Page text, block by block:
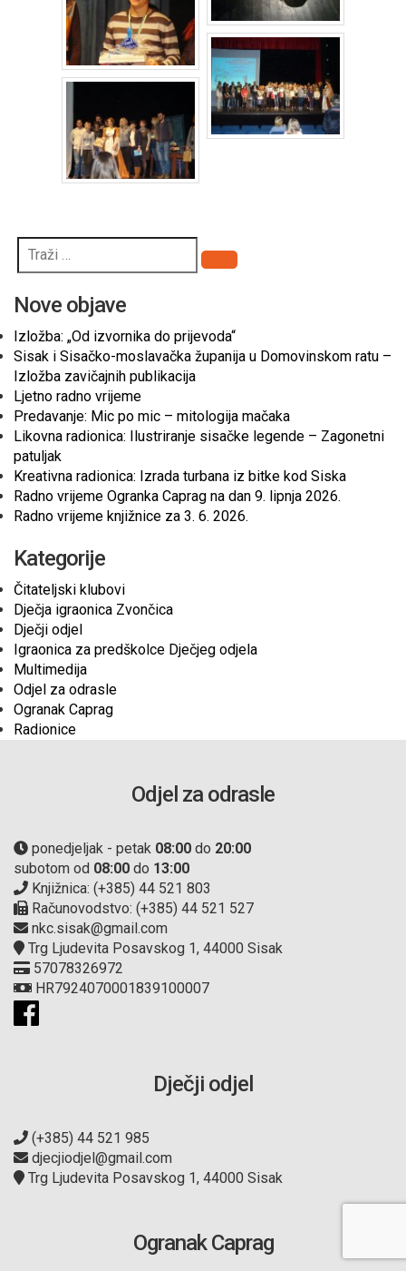
Pretraži
Nove objave
Izložba: „Od izvornika do prijevoda“
Sisak i Sisačko-moslavačka županija u Domovinskom ratu –
Izložba zavičajnih publikacija
Ljetno radno vrijeme
Predavanje: Mic po mic – mitologija mačaka
Likovna radionica: Ilustriranje sisačke legende – Zagonetni
patuljak
Kreativna radionica: Izrada turbana iz bitke kod Siska
Radno vrijeme Ogranka Caprag na dan 9. lipnja 2026.
Radno vrijeme knjižnice za 3. 6. 2026.
Kategorije
Čitateljski klubovi
Dječja igraonica Zvončica
Dječji odjel
Igraonica za predškolce Dječjeg odjela
Multimedija
Odjel za odrasle
Ogranak Caprag
Radionice
Odjel za odrasle
ponedjeljak - petak 08:00 do 20:00
subotom od 08:00 do 13:00
Knjižnica: (+385) 44 521 803
Računovodstvo: (+385) 44 521 527
nkc.sisak@gmail.com
Trg Ljudevita Posavskog 1, 44000 Sisak
57078326972
HR7924070001839100007
Dječji odjel
(+385) 44 521 985
djecjiodjel@gmail.com
Trg Ljudevita Posavskog 1, 44000 Sisak
Ogranak Caprag